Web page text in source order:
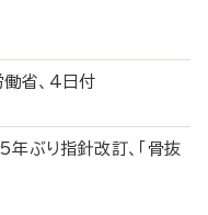
省、4日付
ぶり指針改訂、「骨抜